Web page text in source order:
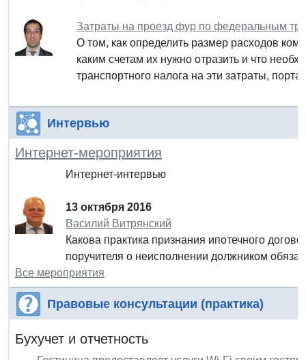
Затраты на проезд фур по федеральным
О том, как определить размер расходов
каким счетам их нужно отразить и что
транспортного налога на эти затраты,
Интервью
Интернет-мероприятия
Интернет-интервью
13 октября 2016
Василий Витрянский
Какова практика признания ипотечного
поручителя о неисполнении должником
Все мероприятия
Правовые консультации (практика)
Бухучет и отчетность